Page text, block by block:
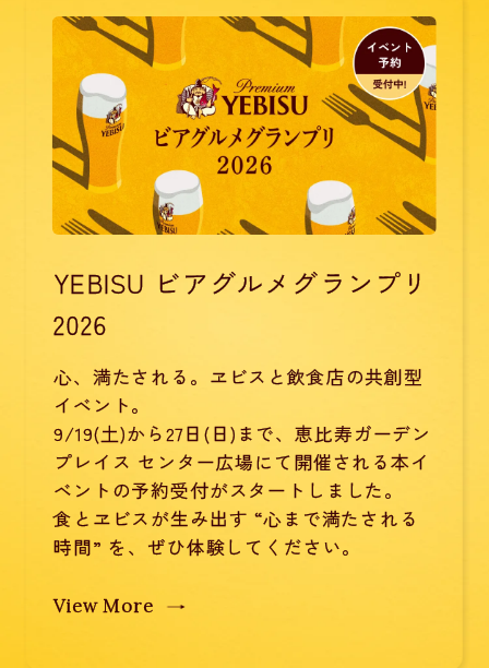
YEBISU ビアグルメグランプリ
2026
心、満たされる。ヱビスと飲食店の共創型
イベント。
9/19(土)から27日(日)まで、恵比寿ガーデン
プレイス センター広場にて開催される本イ
ベントの予約受付がスタートしました。
食とヱビスが生み出す “心まで満たされる
時間” を、ぜひ体験してください。
View More